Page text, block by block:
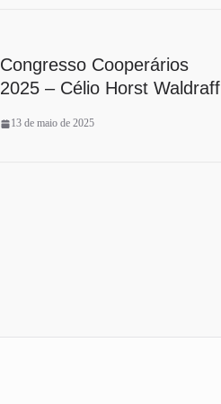
Congresso Cooperários
2025 – Célio Horst Waldraff
13 de maio de 2025